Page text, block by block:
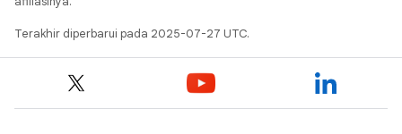
Terakhir diperbarui pada 2025-07-27 UTC.